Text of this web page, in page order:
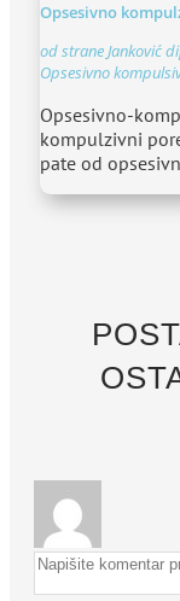
Opsesivno
od straneJanković
Opsesivno
Opsesivno-
kompulzivni
pate od